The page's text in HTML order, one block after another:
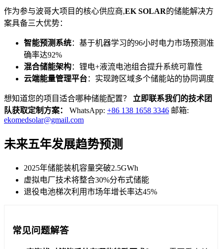
作为参与波哥大项目的核心供应商,EK SOLAR的储能解决方
案具备三大优势：
智能预测系统：基于机器学习的96小时电力市场预测准
确率达92%
混合储能架构：锂电+液流电池组合提升系统可靠性
云端能量管理平台：实现跨区域多个储能站的协同调度
想知道您的项目适合哪种储能配置？ 立即联系我们的技术团
队获取定制方案：
WhatsApp: +86 138 1658 3346 邮箱:
ekomedsolar@gmail.com
未来五年发展趋势预测
2025年储能装机容量突破2.5GWh
虚拟电厂技术将整合30%分布式储能
退役电池梯次利用市场年增长率达45%
常见问题解答